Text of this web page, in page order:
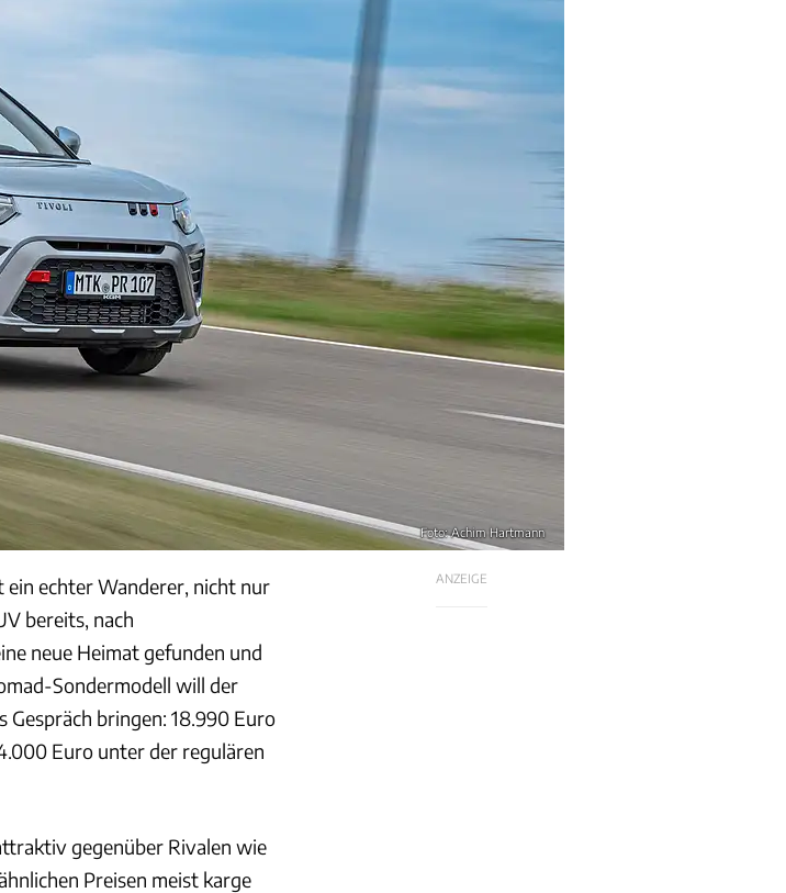
Foto: Achim Hartmann
ANZEIGE
ein echter Wanderer, nicht nur
bereits, nach
neue Heimat gefunden und
Sondermodell will der
Gespräch bringen: 18.990 Euro
Euro unter der regulären
gegenüber Rivalen wie
Preisen meist karge